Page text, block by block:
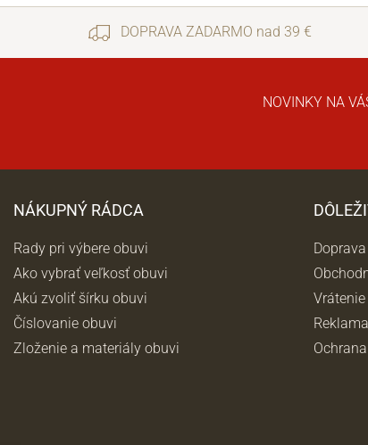
DOPRAVA ZADARMO nad 39 €
NOVINKY NA
NÁKUPNÝ RÁDCA
Rady pri výbere obuvi
Ako vybrať veľkosť obuvi
Akú zvoliť šírku obuvi
Číslovanie obuvi
Zloženie a materiály obuvi